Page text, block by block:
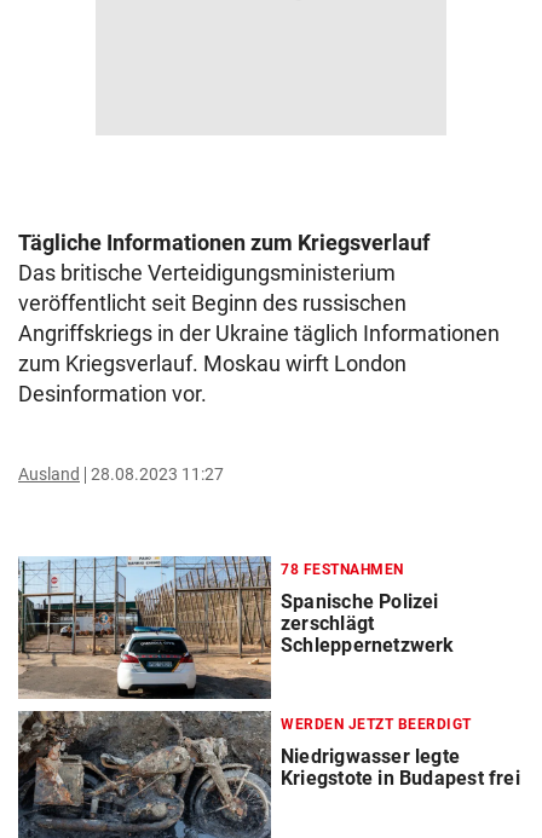
Tägliche Informationen zum Kriegsverlauf
Das britische Verteidigungsministerium
veröffentlicht seit Beginn des russischen
Angriffskriegs in der Ukraine täglich Informationen
zum Kriegsverlauf. Moskau wirft London
Desinformation vor.
Ausland 28.08.2023 11:27
78 FESTNAHMEN
Spanische Polizei
zerschlägt
Schleppernetzwerk
WERDEN JETZT BEERDIGT
Niedrigwasser legte
Kriegstote in Budapest frei